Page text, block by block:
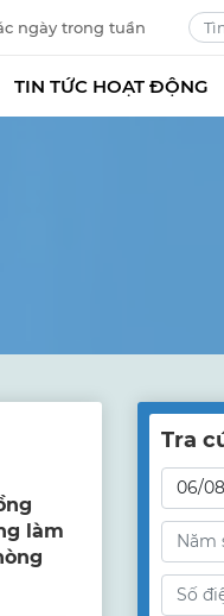
ngày trong tuần
TIN TỨC HOẠT ĐỘNG
làm
Tra